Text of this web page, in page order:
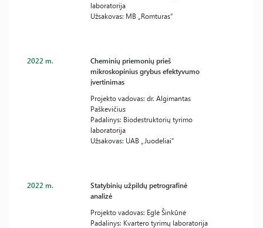
laboratorija
Užsakovas: MB „Romturas“
2022 m.
Cheminių priemonių prieš
mikroskopinius grybus efektyvumo
įvertinimas
Projekto vadovas: dr. Algimantas
Paškevičius
Padalinys: Biodestruktorių tyrimo
laboratorija
Užsakovas: UAB „Juodeliai“
2022 m.
Statybinių užpildų petrografinė
analizė
Projekto vadovas: Eglė Šinkūnė
Padalinys: Kvartero tyrimų laboratorija